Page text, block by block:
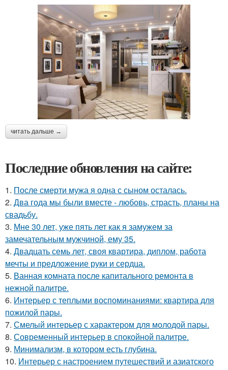
читать дальше →
Последние обновления на сайте:
1. После смерти мужа я одна с сыном осталась.
2. Два года мы были вместе - любовь, страсть, планы на
свадьбу.
3. Мне 30 лет, уже пять лет как я замужем за
замечательным мужчиной, ему 35.
4. Двадцать семь лет, своя квартира, диплом, работа
мечты и предложение руки и сердца.
5. Ванная комната после капитального ремонта в
нежной палитре.
6. Интерьер с теплыми воспоминаниями: квартира для
пожилой пары.
7. Смелый интерьер с характером для молодой пары.
8. Современный интерьер в спокойной палитре.
9. Минимализм, в котором есть глубина.
10. Интерьер с настроением путешествий и азиатского